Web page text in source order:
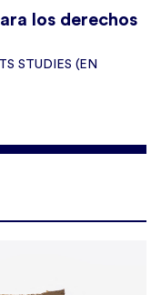
los derechos
STUDIES (EN